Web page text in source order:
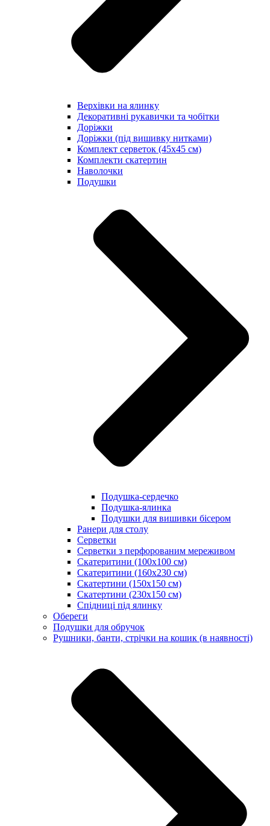
Верхівки на ялинку
Декоративні рукавички та чобітки
Доріжки
Доріжки (під вишивку нитками)
Комплект серветок (45х45 см)
Комплекти скатертин
Наволочки
Подушки
Подушка-сердечко
Подушка-ялинка
Подушки для вишивки бісером
Ранери для столу
Серветки
Серветки з перфорованим мереживом
Скатеритини (100х100 см)
Скатеритини (160х230 см)
Скатертини (150х150 см)
Скатертини (230х150 см)
Спідниці під ялинку
Обереги
Подушки для обручок
Рушники, банти, стрічки на кошик (в наявності)